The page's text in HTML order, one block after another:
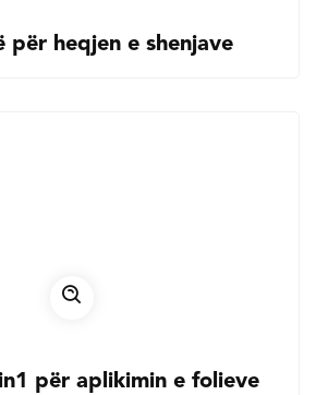
për heqjen e shenjave
për aplikimin e folieve